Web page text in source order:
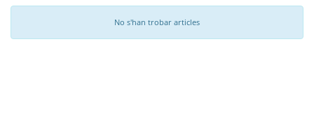
No s'han trobar articles